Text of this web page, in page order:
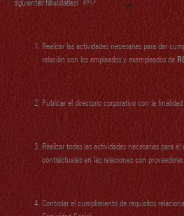
siguientes finalidades:
Realizar las actividades necesarias para dar
relación con los empleados y exempleados de
Publicar el directorio corporativo con la
Realizar todas las actividades necesarias para
contractuales en las relaciones con
Controlar el cumplimiento de requisitos